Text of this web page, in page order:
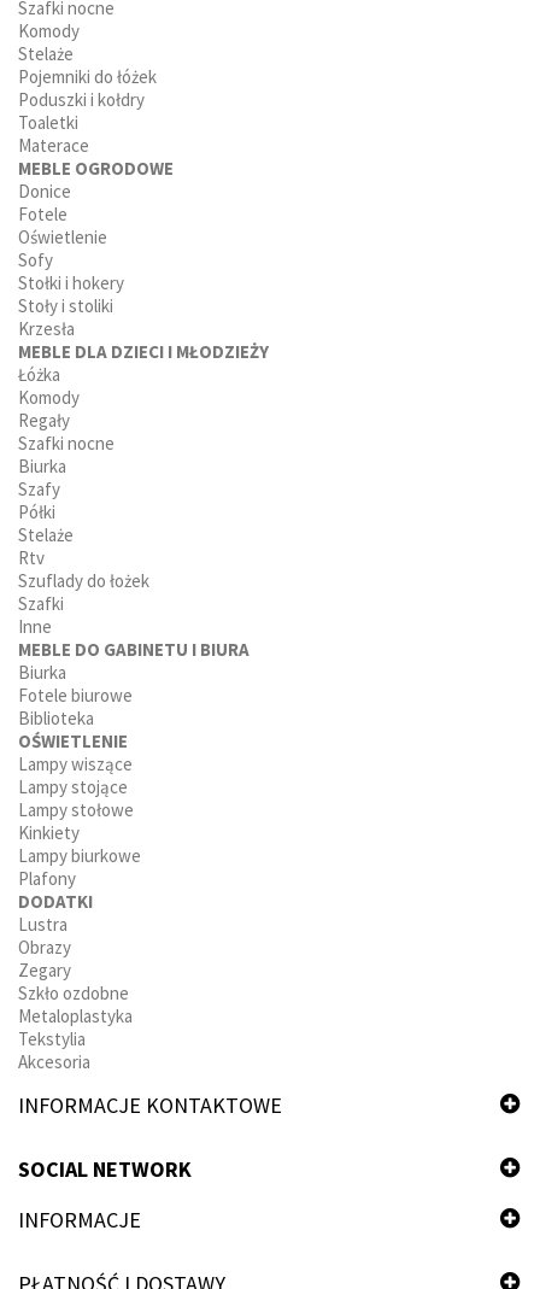
Szafki nocne
Komody
Stelaże
Pojemniki do łóżek
Poduszki i kołdry
Toaletki
Materace
MEBLE OGRODOWE
Donice
Fotele
Oświetlenie
Sofy
Stołki i hokery
Stoły i stoliki
Krzesła
MEBLE DLA DZIECI I MŁODZIEŻY
Łóżka
Komody
Regały
Szafki nocne
Biurka
Szafy
Półki
Stelaże
Rtv
Szuflady do łożek
Szafki
Inne
MEBLE DO GABINETU I BIURA
Biurka
Fotele biurowe
Biblioteka
OŚWIETLENIE
Lampy wiszące
Lampy stojące
Lampy stołowe
Kinkiety
Lampy biurkowe
Plafony
DODATKI
Lustra
Obrazy
Zegary
Szkło ozdobne
Metaloplastyka
Tekstylia
Akcesoria
INFORMACJE KONTAKTOWE
SOCIAL NETWORK
INFORMACJE
PŁATNOŚĆ I DOSTAWY